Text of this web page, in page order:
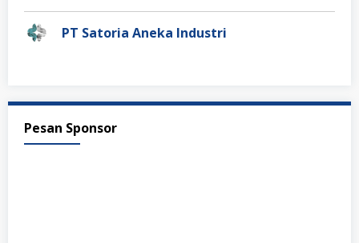
PT Satoria Aneka Industri
Pesan Sponsor